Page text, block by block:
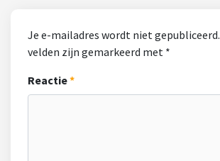
Je e-mailadres wordt niet gepubliceerd.
velden zijn gemarkeerd met *
Reactie